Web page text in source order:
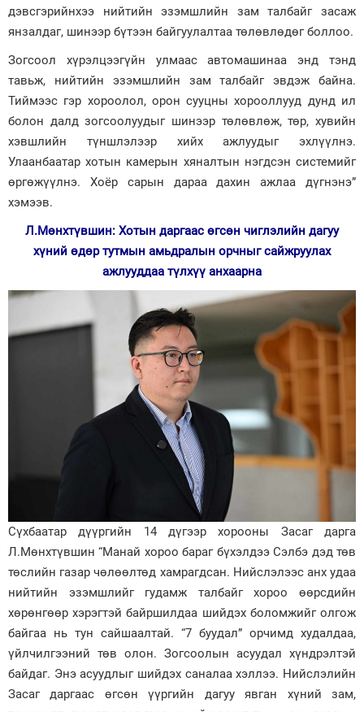
дэвсгэрийнхээ нийтийн эзэмшлийн зам талбайг засаж
янзалдаг, шинээр бүтээн байгуулалтаа төлөвлөдөг боллоо.
Зогсоол хүрэлцээгүйн улмаас автомашинаа энд тэнд
тавьж, нийтийн эзэмшлийн зам талбайг эвдэж байна.
Тиймээс гэр хороолол, орон сууцны хорооллууд дунд ил
болон далд зогсоолуудыг шинээр төлөвлөж, төр, хувийн
хэвшлийн түншлэлээр хийх ажлуудыг эхлүүлнэ.
Улаанбаатар хотын камерын хяналтын нэгдсэн системийг
өргөжүүлнэ. Хоёр сарын дараа дахин ажлаа дүгнэнэ”
хэмээв.
Л.Мөнхтүвшин: Хотын даргаас өгсөн чиглэлийн дагуу
хүний өдөр тутмын амьдралын орчныг сайжруулах
ажлууддаа түлхүү анхаарна
Сүхбаатар дүүргийн 14 дүгээр хорооны Засаг дарга
Л.Мөнхтүвшин “Манай хороо бараг бүхэлдээ Сэлбэ дэд төв
төслийн газар чөлөөлтөд хамрагдсан. Нийслэлээс анх удаа
нийтийн эзэмшлийг гудамж талбайг хороо өөрсдийн
хөрөнгөөр хэрэгтэй байршилдаа шийдэх боломжийг олгож
байгаа нь тун сайшаалтай. “7 буудал” орчимд худалдаа,
үйлчилгээний төв олон. Зогсоолын асуудал хүндрэлтэй
байдаг. Энэ асуудлыг шийдэх саналаа хэллээ. Нийслэлийн
Засаг даргаас өгсөн үүргийн дагуу явган хүний зам,